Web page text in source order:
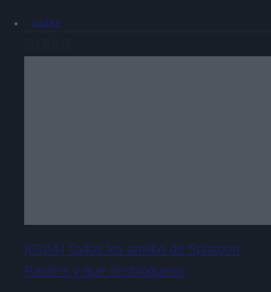
GUÍAS
[GUÍA] Todos los amiibo de Splatoon
Raiders y qué desbloquean